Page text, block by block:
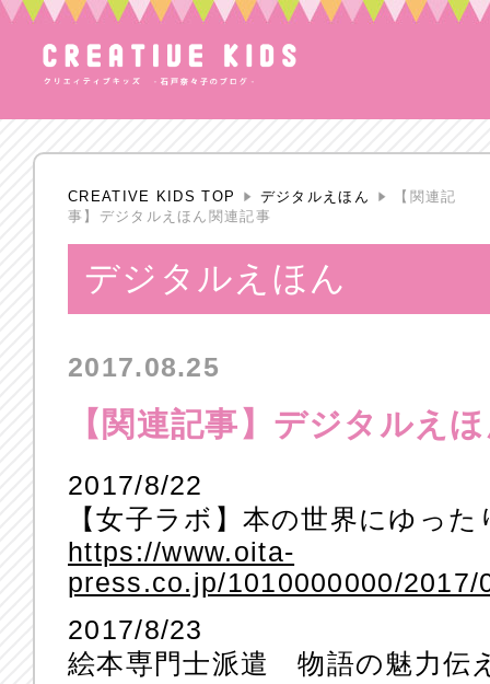
CREATIVE KIDS TOP デジタルえほん
【関連記
事】デジタルえほん関連記事
デジタルえほん
2017.08.25
【関連記事】デジタルえ
2017/8/22
【女子ラボ】本の世界にゆっ
https://www.oita-
press.co.jp/1010000000/2017/
2017/8/23
絵本専門士派遣 物語の魅力伝